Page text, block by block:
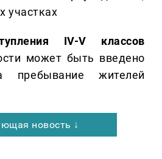
участках
IV-V классов
может быть введено
пребывание жителей
новость ↓